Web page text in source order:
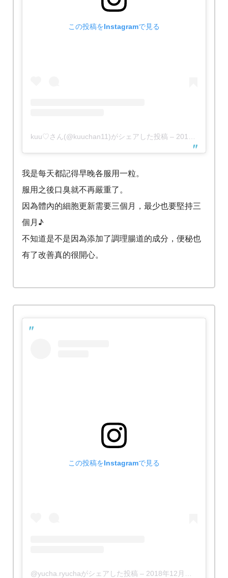
この投稿をInstagramで見る
kuu♡さん(@kuuchan11)がシェアした投稿 – 2019年 4月月21日午前4時19分PDT
我是每天都記得早晚各服用一粒。
服用之後口臭就不再嚴重了。
因為體內的細胞更新需要三個月，最少也要堅持三
個月♪
不知道是不是因為添加了調理腸道的成分，便秘也
有了改善真的很開心。
この投稿をInstagramで見る
@yucha.ryuchaがシェアした投稿 – 2018年12月月1日午前4時34分PST